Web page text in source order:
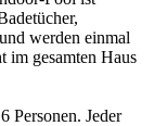
werden einmal
im gesamten Haus
Personen. Jeder